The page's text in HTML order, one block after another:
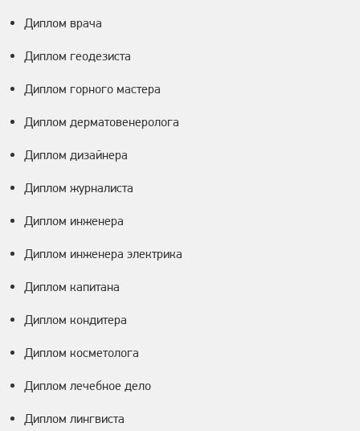
Диплом врача
Диплом геодезиста
Диплом горного мастера
Диплом дерматовенеролога
Диплом дизайнера
Диплом журналиста
Диплом инженера
Диплом инженера электрика
Диплом капитана
Диплом кондитера
Диплом косметолога
Диплом лечебное дело
Диплом лингвиста